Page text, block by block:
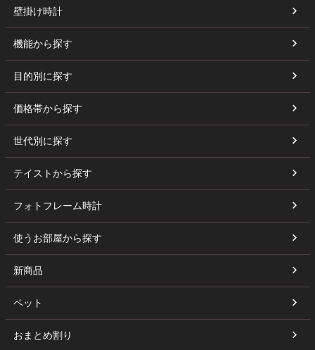
壁掛け時計
機能から探す
目的別に探す
価格帯から探す
世代別に探す
テイストから探す
フォトフレーム時計
使うお部屋から探す
新商品
ペット
おまとめ割り